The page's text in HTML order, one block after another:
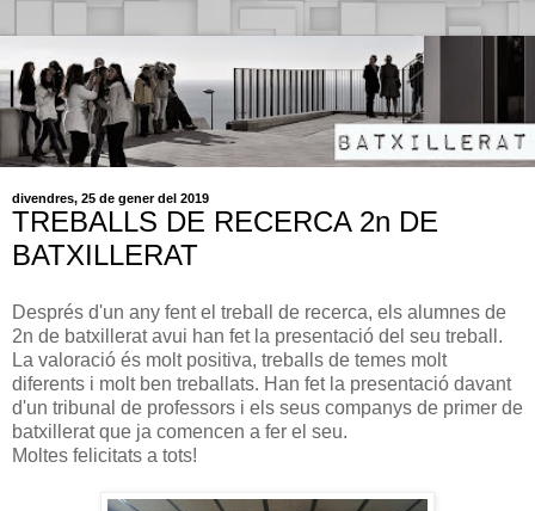
divendres, 25 de gener del 2019
TREBALLS DE RECERCA 2n DE
BATXILLERAT
Després d'un any fent el treball de recerca, els alumnes de
2n de batxillerat avui han fet la presentació del seu treball.
La valoració és molt positiva, treballs de temes molt
diferents i molt ben treballats. Han fet la presentació davant
d'un tribunal de professors i els seus companys de primer de
batxillerat que ja comencen a fer el seu.
Moltes felicitats a tots!